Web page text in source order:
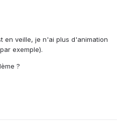
en veille, je n'ai plus d'animation
exemple).
?